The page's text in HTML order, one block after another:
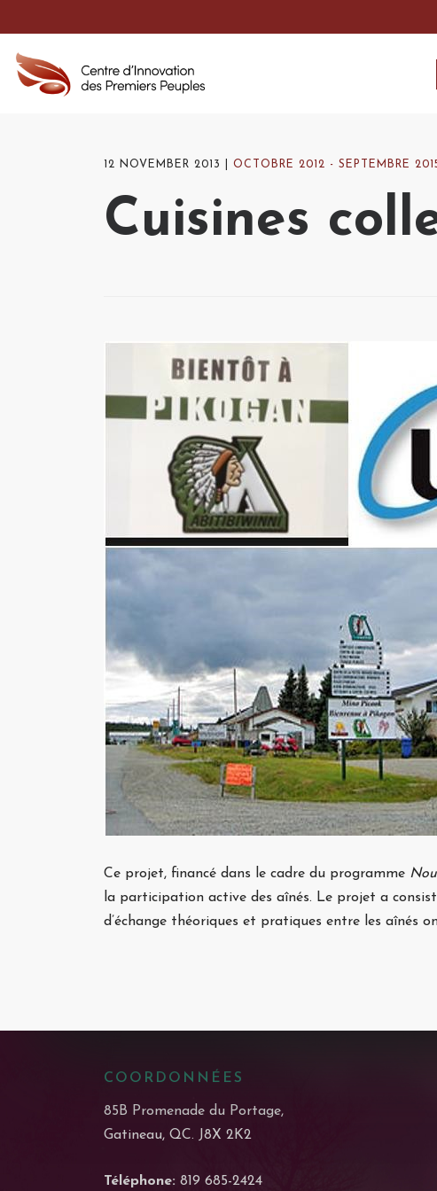
12 NOVEMBER 2013 OCTOBRE 2012 - SEPTEMBRE
Cuisines
Ce projet, financé dans le cadre du programme
la participation active des aînés. Le projet a
d’échange théoriques et pratiques entre les aînés
COORDONNÉES
85B Promenade du Portage,
Gatineau, QC. J8X 2K2
Téléphone: 819 685-2424